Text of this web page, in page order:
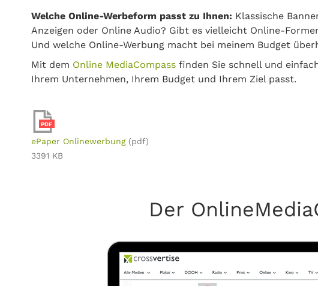
Welche Online-Werbeform passt zu Ihnen: Klassische
Anzeigen oder Online Audio? Gibt es vielleicht Online-
Und welche Online-Werbung macht bei meinem Budget
Mit dem Online MediaCompass finden Sie schnell und
Ihrem Unternehmen, Ihrem Budget und Ihrem Ziel passt.
PDF
ePaper Onlinewerbung (pdf)
3391 KB
Der